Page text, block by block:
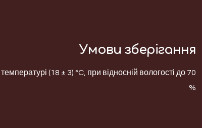
Умови зберігання
(18 ± 3) °C, при відносній вологості до 70
%